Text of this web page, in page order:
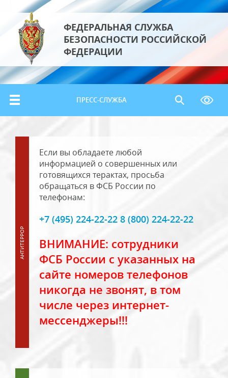
ФЕДЕРАЛЬНАЯ СЛУЖБА
БЕЗОПАСНОСТИ РОССИЙСКОЙ
ФЕДЕРАЦИИ
ПРЕСС-СЛУЖБА
Если вы обладаете любой
информацией о совершенных или
готовящихся терактах, просьба
обращаться в ФСБ России по
телефонам:
+7 (495) 224-22-22 8 (800) 224-22-22
ВНИМАНИЕ: сотрудники
ФСБ России с указанных на
сайте номеров телефонов
никогда не звонят, в том
числе через интернет-
мессенджеры!!!